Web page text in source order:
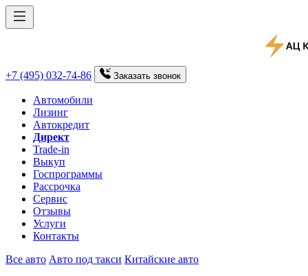
+7 (495) 032-74-86 Заказать звонок
Автомобили
Лизинг
Автокредит
Директ
Trade-in
Выкуп
Госпрограммы
Рассрочка
Сервис
Отзывы
Услуги
Контакты
Все авто Авто под такси Китайские авто